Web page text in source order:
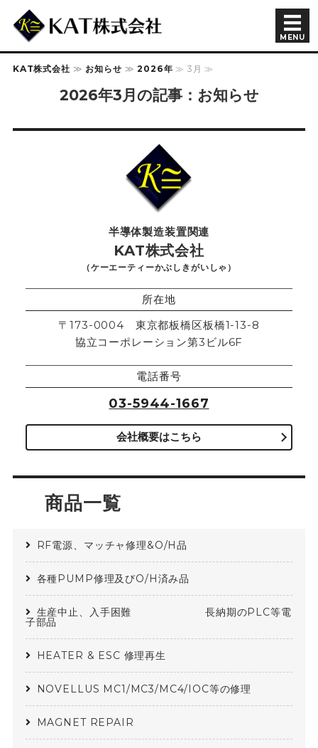
半導体製造装置関連 KAT株
MENU
会社概要
KAT株式会社 ≫ お知らせ ≫2026年 ≫ 3月 ≫
2026年3月の記事：お知らせ
半導体製造装置関連
KAT株式会社
（ケーエーティーかぶしきがいしゃ）
所在地
〒173-0004 東京都板橋区板橋1-13-8
協立コーポレーション第3ビル6F
電話番号
03-5944-1667
会社概要はこちら
商品一覧
RF電源、マッチャ修理&O/H品
各種PUMP修理及びO/H済み品
生産中止、入手困難 長納期のPLC等電
子部品
HEATER & ESC 修理再生
NOVELLUS MC1/MC3/MC4/IOC等の修理
MAGNET REPAIR